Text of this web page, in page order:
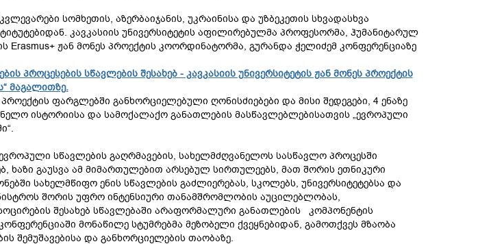
სომხეთის, აზერბაიჯანის, უკრაინისა და უზბეკეთის სხვადასხვა
კავკასიის უნივერსიტეტის აფილირებულმა პროფესორმა, ჰუმანიტარულ
ჟან მონეს პროექტის კოორდინატორმა, გურანდა ჭელიძემ კონფერენციაზე
პროცესების სწავლების შესახებ - კავკასიის უნივერსიტეტის ჟან მონეს პროექტის
მაგალითზე.
ფარგლებში განხორციელებული ღონისძიებები და მისი შედეგები, 4 ენაზე
ისტორიისა და სამოქალაქო განათლების მასწავლებლებისათვის „ევროპული
სწავლების გაღრმავების, სახელმძღვანელოს სასწავლო პროცესში
ხაზი გაუსვა ამ მიმართულებით არსებულ სირთულეებს, მათ შორის ეთნიკური
სახელმწიფო ენის სწავლების გაძლიერებას, სკოლებს, უნივერსიტეტებსა და
შორის უფრო ინტენსიური თანამშრომლობის აუცილებლობას,
შესახებ სწავლებაში არაფორმალური განათლების კომპონენტის
მონაწილე სტუმრებმა მეზობელი ქვეყნებიდან, გამოთქვეს მზაობა
შემუშავებისა და განხორციელების თაობაზე.